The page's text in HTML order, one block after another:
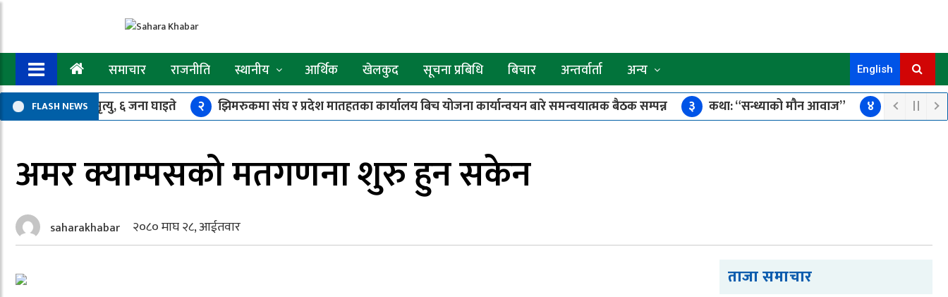
समाचार राजनीति स्थानीय आर्थिक खेलकुद सूचना प्रबिधि बिचार अन्तर्वार्ता अन्य English
FLASH NEWS
दुर्घटना : एकको मृत्यु, ६ जना घाइते २ झिमरुकमा संघ र प्रदेश मातहतका कार्यालय बिच योजना कार्यान्वयन बारे समन्वयात्मक बैठक सम्पन्न ३ कथा: “सन्ध्याको मौन आवाज” ४
छोरीको
अमर क्याम्पसको मतगणना शुरु हुन सकेन
saharakhabar २०८० माघ २८, आईतवार
ताजा समाचार